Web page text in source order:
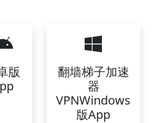
版
翻墙梯子加速
器
VPNWindows
版App